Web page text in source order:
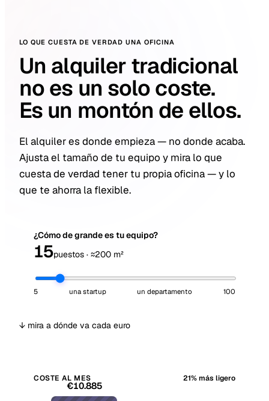
LO QUE CUESTA DE VERDAD UNA OFICINA
Un alquiler tradicional
no es un solo coste.
Es un montón de ellos.
El alquiler es donde empieza — no donde acaba.
Ajusta el tamaño de tu equipo y mira lo que
cuesta de verdad tener tu propia oficina — y lo
que te ahorra la flexible.
¿Cómo de grande es tu equipo?
15puestos · ≈200 m²
5 una startup un departamento 100
↓ mira a dónde va cada euro
COSTE AL MES 21% más ligero
€10.885